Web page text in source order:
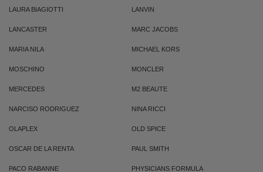
LAURA BIAGIOTTI LANVIN
LANCASTER MARC JACOBS
MARIA NILA MICHAEL KORS
MOSCHINO MONCLER
MERCEDES M2 BEAUTE
NARCISO RODRIGUEZ NINA RICCI
OLAPLEX OLD SPICE
OSCAR DE LA RENTA PAUL SMITH
PACO RABANNE PHYSICIANS FORMULA